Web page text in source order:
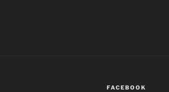
FACEBOOK